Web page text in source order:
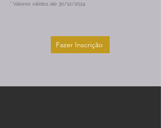
* Valores válidos até 30/12/2024
Fazer Inscrição